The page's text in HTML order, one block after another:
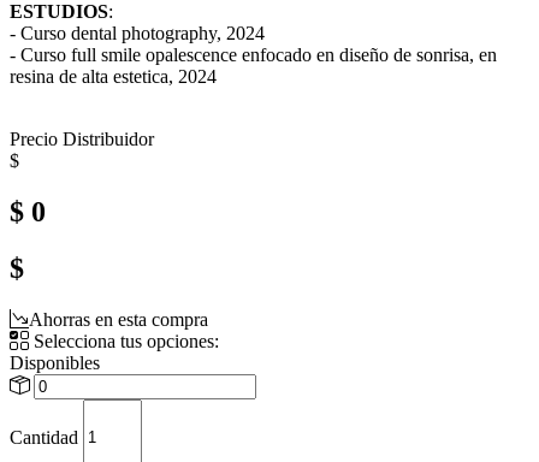
ESTUDIOS:
- Curso dental photography, 2024
- Curso full smile opalescence enfocado en diseño de sonrisa, en
resina de alta estetica, 2024
Precio Distribuidor
$
$ 0
$
Ahorras en esta compra
Selecciona tus opciones:
Disponibles
Cantidad